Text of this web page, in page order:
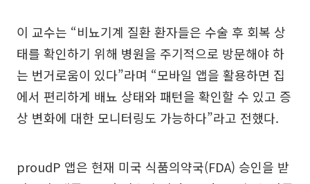
이 교수는 “비뇨기계 질환 환자들은 수술 후 회복 상
태를 확인하기 위해 병원을 주기적으로 방문해야 하
는 번거로움이 있다”라며 “모바일 앱을 활용하면 집
에서 편리하게 배뇨 상태와 패턴을 확인할 수 있고 증
상 변화에 대한 모니터링도 가능하다”라고 전했다.
proudP 앱은 현재 미국 식품의약국(FDA) 승인을 받